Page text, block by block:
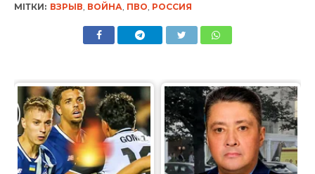
МІТКИ: ВЗРЫВ ВОЙНА ПВО РОССИЯ